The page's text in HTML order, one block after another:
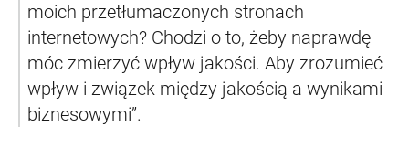
moich przetłumaczonych stronach
internetowych? Chodzi o to, żeby naprawdę
móc zmierzyć wpływ jakości. Aby zrozumieć
wpływ i związek między jakością a wynikami
biznesowymi”.